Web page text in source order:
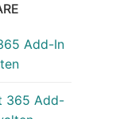
Add-In
365 Add-